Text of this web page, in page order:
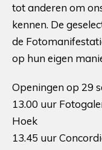
tot anderen om
kennen. De
de
op hun eigen
Openingen op 29
13.00 uur
Hoek
13.45 uur